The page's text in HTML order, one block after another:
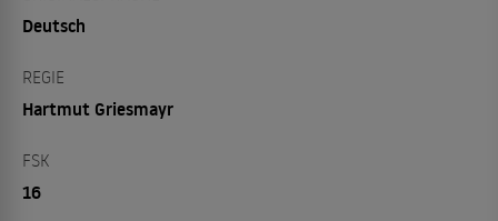
Deutsch
REGIE
Hartmut Griesmayr
FSK
16